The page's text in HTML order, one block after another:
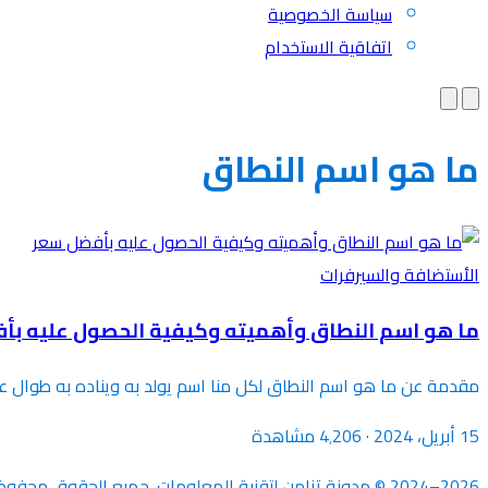
سياسة الخصوصية
اتفاقية الاستخدام
ما هو اسم النطاق
الأستضافة والسيرفرات
ما هو اسم النطاق وأهميته وكيفية الحصول عليه
مقدمة عن ما هو اسم النطاق لكل منا اسم يولد به ويناده به
15 أبريل، 2024
·4٬206 مشاهدة